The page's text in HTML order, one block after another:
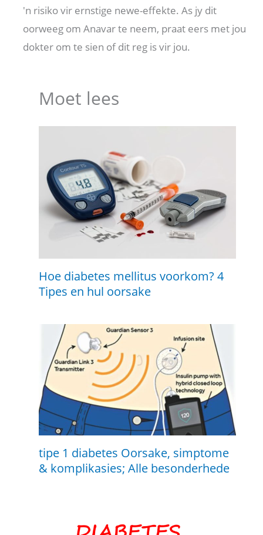
'n risiko vir ernstige newe-effekte. As jy dit
oorweeg om Anavar te neem, praat eers met jou
dokter om te sien of dit reg is vir jou.
Moet lees
Hoe diabetes mellitus voorkom? 4
Tipes en hul oorsake
tipe 1 diabetes Oorsake, simptome
& komplikasies; Alle besonderhede